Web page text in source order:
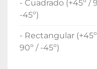
- Cuadrado (+45º /
-45º)
- Rectangular
90º / -45º)